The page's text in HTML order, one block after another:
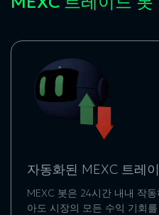
자동화된 MEXC 트레
MEXC 봇은 24시간 내내 작
아도 시장의 모든 수익 기회